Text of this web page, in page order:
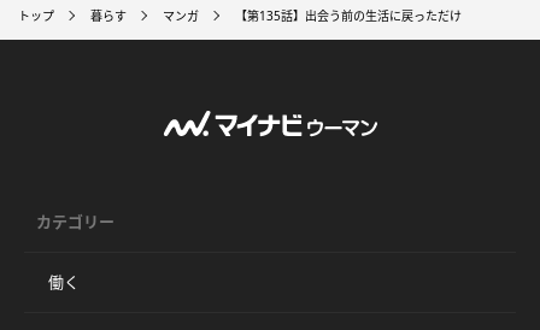
トップ 暮らす マンガ 【第135話】出会う前の生活に戻っただけ
カテゴリー
働く